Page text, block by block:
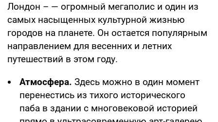
Лондон – — огромный мегаполис и один из
самых насыщенных культурной жизнью
городов на планете. Он остается популярным
направлением для весенних и летних
путешествий в этом году.
Атмосфера. Здесь можно в один момент
перенестись из тихого исторического
паба в здании с многовековой историей